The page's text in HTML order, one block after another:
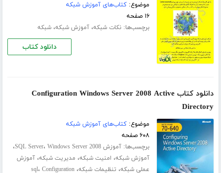
موضوع:کتاب‌های آموزش شبکه
۱۶ صفحه
برچسب‌ها:نکات شبکه،آموزش شبکه،شبکه
دانلود کتاب
دانلود کتاب Configuration Windows Server 2008 Active
Directory
موضوع:کتاب‌های آموزش شبکه
۶۰۸ صفحه
برچسب‌ها:آموزش SQL Server ، Windows Server 2008 ،
آموزش شبکه، امنیت شبکه، مدیریت شبکه،آموزش
عملی شبکه، تنظیمات شبکه، sql، Configuration